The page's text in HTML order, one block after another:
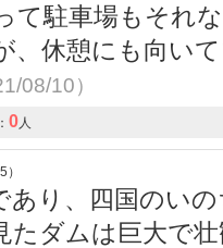
て駐車場もそれ
、休憩にも向い
08/10）
0 人
あり、四国のい
たダムは巨大で